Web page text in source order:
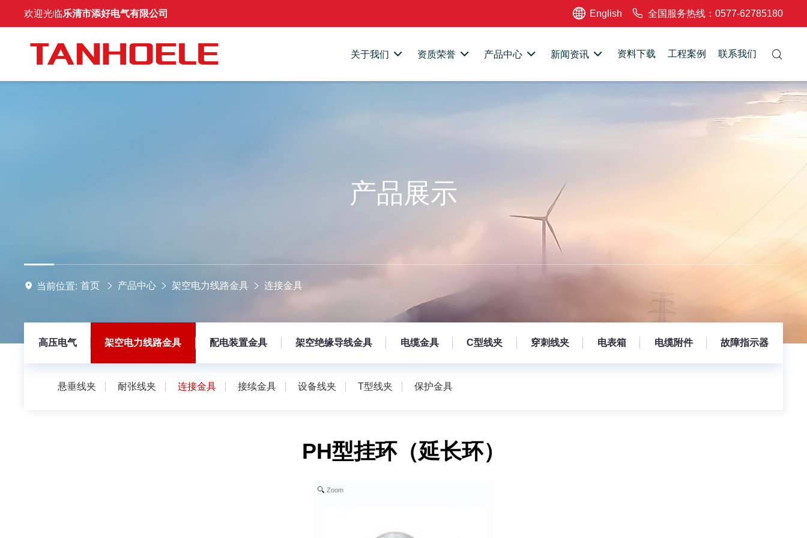
欢迎光临乐清市添好电气有限公司 English 全国服务热线：0577-62785180
关于我们 资质荣誉 产品中心 新闻资讯 资料下载 工程案例 联系我们
产品展示
当前位置: 首页 产品中心 架空电力线路金具 连接金具
高压电气 架空电力线路金具 配电装置金具 架空绝缘导线金具 电缆金具 C型线夹 穿刺线夹 电表箱 电缆附件 故障指示器
悬垂线夹 耐张线夹 连接金具 接续金具 设备线夹 T型线夹 保护金具
PH型挂环（延长环）
Zoom